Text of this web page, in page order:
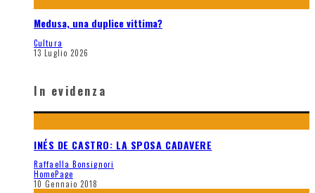
Medusa, una duplice vittima?
Cultura
13 Luglio 2026
In evidenza
INÉS DE CASTRO: LA SPOSA CADAVERE
Raffaella Bonsignori
HomePage
10 Gennaio 2018